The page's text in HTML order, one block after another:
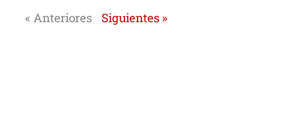
« Anteriores Siguientes »